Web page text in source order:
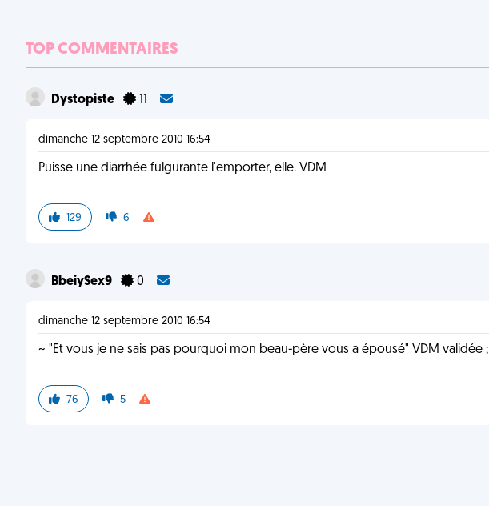
TOP COMMENTAIRES
Dystopiste
dimanche 12 septembre 2010 16:54
Puisse une diarrhée fulgurante l'emporter, elle. VDM
129 6
BbeiySex9 0
dimanche 12 septembre 2010 16:54
~ "Et vous je ne sais pas pourquoi mon beau-père vous a épousé" VDM validée ;)
76 5